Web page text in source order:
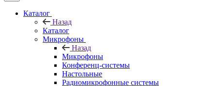
Каталог
Назад
Каталог
Микрофоны
Назад
Микрофоны
Конференц-системы
Настольные
Радиомикрофонные системы